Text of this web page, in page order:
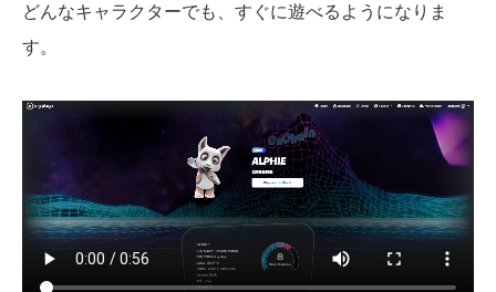
どんなキャラクターでも、すぐに遊べるようになりま
す。